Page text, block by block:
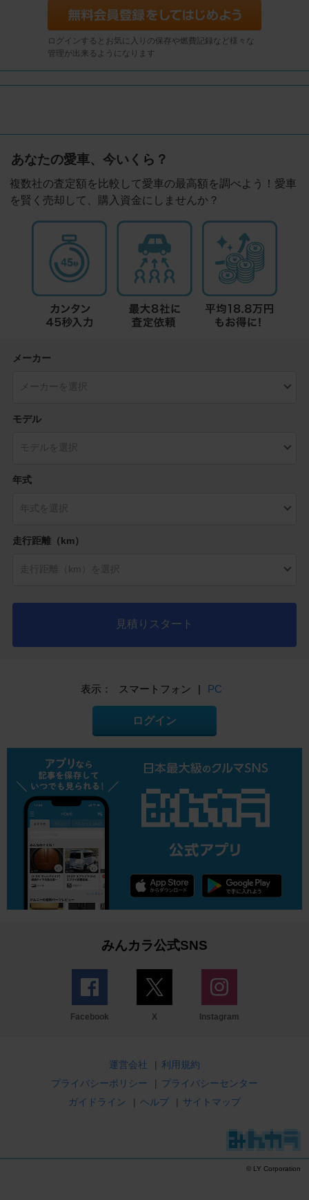
ログインするとお気に入りの保存や燃費記録など様々な
管理が出来るようになります
あなたの愛車、今いくら？
複数社の査定額を比較して愛車の最高額を調べよう！愛車
を賢く売却して、購入資金にしませんか？
メーカー
モデル
年式
走行距離（km）
見積りスタート
表示： スマートフォン | PC
ログイン
みんカラ公式SNS
Facebook X Instagram
運営会社 | 利用規約
プライバシーポリシー
| プライバシーセンター
ガイドライン
| ヘルプ | サイトマップ
© LY Corporation